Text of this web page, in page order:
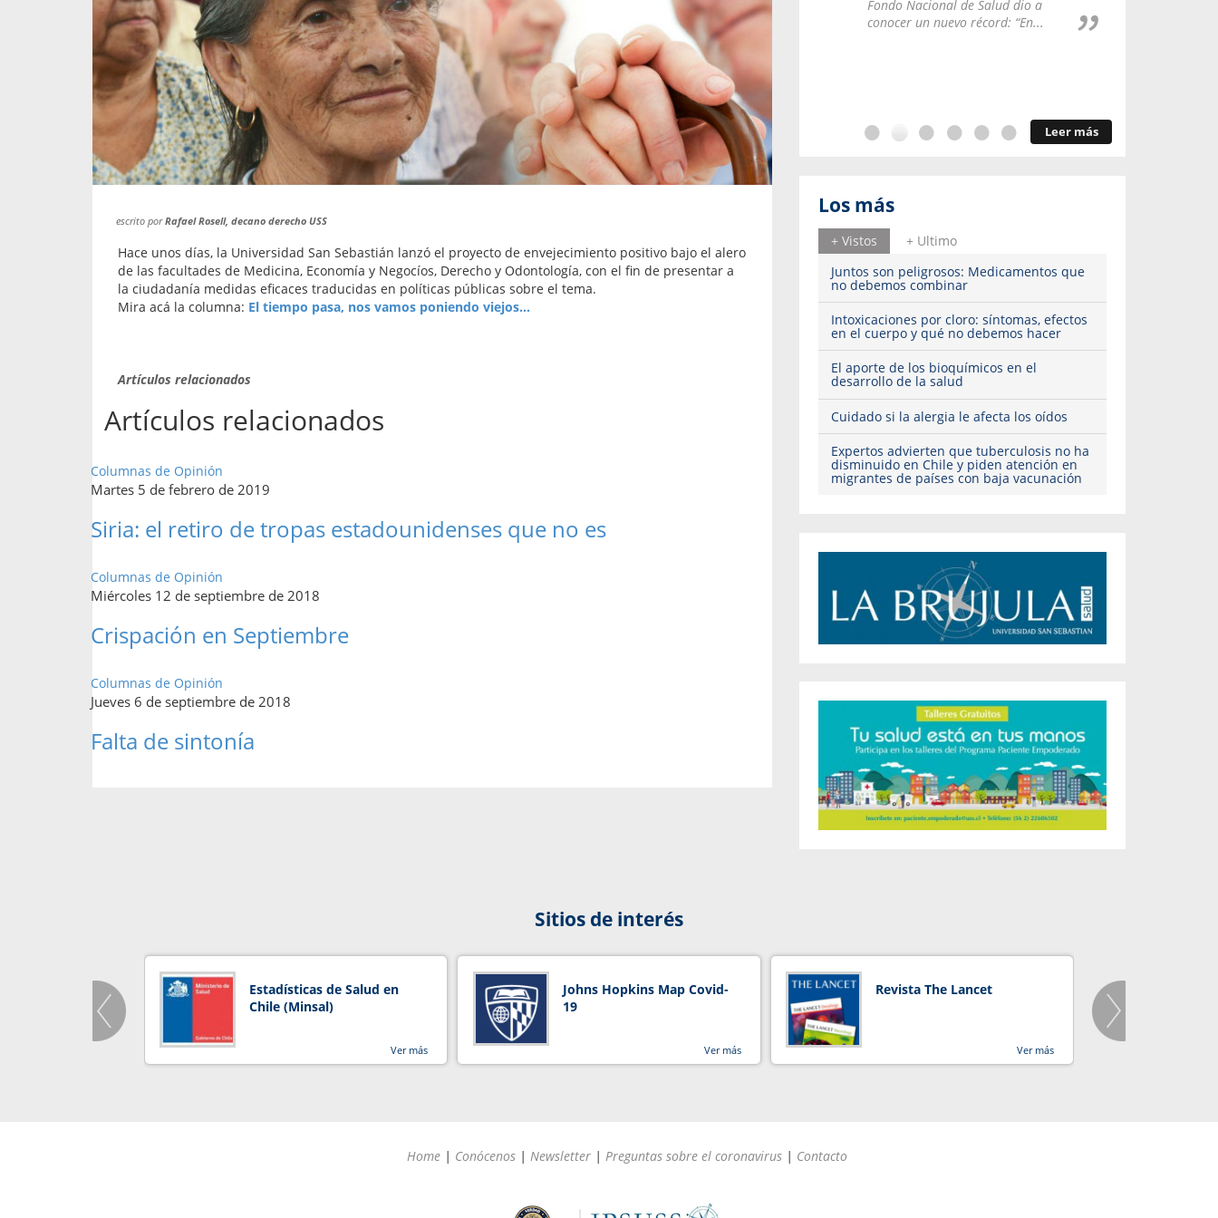
escrito porRafael Rosell, decano derecho USS
Hace unos días, la Universidad San Sebastián lanzó el proyecto de envejecimiento positivo bajo el alero
de las facultades de Medicina, Economía y Negocíos, Derecho y Odontología, con el fin de presentar a
la ciudadanía medidas eficaces traducidas en políticas públicas sobre el tema.
Mira acá la columna: El tiempo pasa, nos vamos poniendo viejos...
Artículos relacionados
Artículos relacionados
Columnas de Opinión
Martes 5 de febrero de 2019
Siria: el retiro de tropas estadounidenses que no es
Columnas de Opinión
Miércoles 12 de septiembre de 2018
Crispación en Septiembre
Columnas de Opinión
Jueves 6 de septiembre de 2018
Falta de sintonía
entregados por la
sobre viajes al extranjero
que deben hacer...
propaga a un gran número de...
enfermedades periodontales. Sin
embargo, estas son las...
Fondo Nacional de Salud dio a
conocer un nuevo récord: “En...
Leer más
Los más
+ Vistos
+ Ultimo
Juntos son peligrosos: Medicamentos que
no debemos combinar
Intoxicaciones por cloro: síntomas, efectos
en el cuerpo y qué no debemos hacer
El aporte de los bioquímicos en el
desarrollo de la salud
Cuidado si la alergia le afecta los oídos
Expertos advierten que tuberculosis no ha
disminuido en Chile y piden atención en
migrantes de países con baja vacunación
Sitios de interés
Estadísticas de Salud en
Chile (Minsal)
Ver más
Johns Hopkins Map Covid-
19
Ver más
Revista The Lancet
Ver más
Home | Conócenos | Newsletter | Preguntas sobre el coronavirus | Contacto